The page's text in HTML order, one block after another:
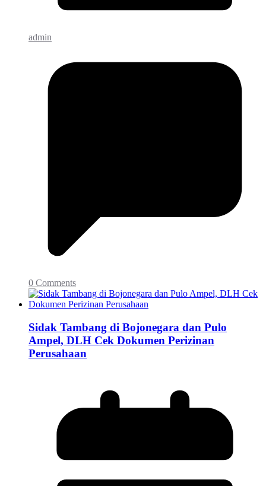
admin
0 Comments
Sidak Tambang di Bojonegara dan Pulo
Ampel, DLH Cek Dokumen Perizinan
Perusahaan